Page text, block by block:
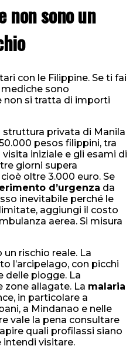
non sono un
con le Filippine. Se ti fai
sono
non si tratta di importi
privata di Manila
pesos filippini, tra
iniziale e gli esami di
giorni supera
oltre 3.000 euro. Se
d’urgenza da
inevitabile perché le
aggiungi il costo
aerea. Si misura
un rischio reale. La
l’arcipelago, con picchi
delle piogge. La
zone allagate. La malaria
in particolare a
a Mindanao e nelle
vale la pena consultare
quali profilassi siano
intendi visitare.